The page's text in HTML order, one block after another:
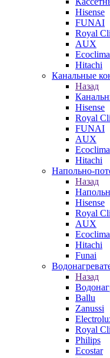
Hisense
FUNAI
Royal
AUX
Ecoclima
Hitachi
Канальные
Назад
Hisense
Royal
FUNAI
AUX
Ecoclima
Hitachi
Напольно-
Назад
Hisense
Royal
AUX
Ecoclima
Hitachi
Funai
Назад
Ballu
Zanussi
Royal
Philips
Ecostar